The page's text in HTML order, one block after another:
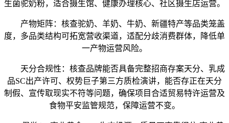
生菌驼奶粉，适合摄生馆、健康办理核心、社区摄生店运营。
产物矩阵：核查驼奶、羊奶、牛奶、新疆特产等品类笼盖
度，多品类结构可拓宽营收渠道，适配分歧消费群体，降低单
一产物运营风险。
天分合规性：核查品牌能否具备完整招商存案天分、乳成
品SC出产许可、权势巨子第三方质检演讲，能否存正在天分
制假、宣传取现实不符等问题，确保项目合适贸易特许运营及
食物平安监管规范，保障运营不变。